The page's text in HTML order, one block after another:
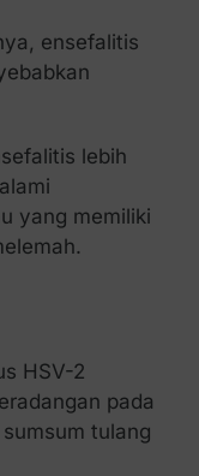
ensefalitis
lebih
yang memiliki
HSV-2
pada
tulang